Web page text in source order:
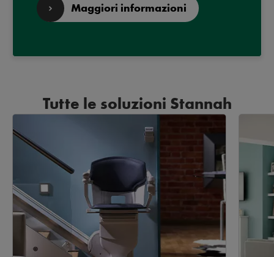
Maggiori informazioni
Tutte le soluzioni Stannah